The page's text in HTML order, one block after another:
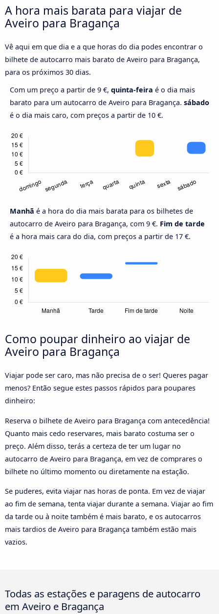
A hora mais barata para viajar de
Aveiro para Bragança
Vê aqui em que dia e a que horas do dia podes encontrar o
bilhete de autocarro mais barato de Aveiro para Bragança,
para os próximos 30 dias.
Com um preço a partir de 9 €, quinta-feira é o dia mais
barato para um autocarro de Aveiro para Bragança. sábado
é o dia mais caro, com preços a partir de 10 €.
Manhã é a hora do dia mais barata para os bilhetes de
autocarro de Aveiro para Bragança, com 9 €. Fim de tarde
é a hora mais cara do dia, com preços a partir de 17 €.
Como poupar dinheiro ao viajar de
Aveiro para Bragança
Viajar pode ser caro, mas não precisa de o ser! Queres pagar
menos? Então segue estes passos rápidos para poupares
dinheiro:
Reserva o bilhete de Aveiro para Bragança com antecedência!
Quanto mais cedo reservares, mais barato costuma ser o
preço. Além disso, terás a certeza de ter um lugar no
autocarro de Aveiro para Bragança, em vez de comprares o
bilhete no último momento ou diretamente na estação.
Se puderes, evita viajar nas horas de ponta. Em vez de viajar
ao fim de semana, tenta viajar durante a semana. Viajar ao fim
da tarde ou à noite também é mais barato, e os autocarros
mais tardios de Aveiro para Bragança também estão mais
vazios.
Todas as estações e paragens de autocarro
em Aveiro e Bragança